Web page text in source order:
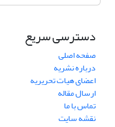
دسترسی سریع
صفحه اصلی
درباره نشریه
اعضای هیات تحریریه
ارسال مقاله
تماس با ما
نقشه سایت